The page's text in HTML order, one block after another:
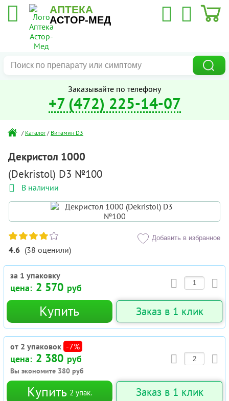
АПТЕКА
АСТОР-МЕД
Заказывайте по телефону
+7 (472) 225-14-07
/ Каталог / Витамин D3
Декристол 1000
(Dekristol) D3 №100
В наличии
4.6 (38 оценили)
Добавить в избранное
за 1 упаковку
цена: 2 570 руб
Купить Заказ в 1 клик
от 2 упаковок -7%
цена: 2 380 руб
Вы экономите 380 руб
Купить 2 упак. Заказ в 1 клик